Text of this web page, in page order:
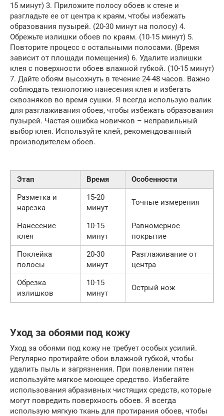
15 минут) 3. Приложите полосу обоев к стене и
разгладьте ее от центра к краям, чтобы избежать
образования пузырей. (20-30 минут на полосу) 4.
Обрежьте излишки обоев по краям. (10-15 минут) 5.
Повторите процесс с остальными полосами. (Время
зависит от площади помещения) 6. Удалите излишки
клея с поверхности обоев влажной губкой. (10-15 минут)
7. Дайте обоям высохнуть в течение 24-48 часов. Важно
соблюдать технологию нанесения клея и избегать
сквозняков во время сушки. Я всегда использую валик
для разглаживания обоев, чтобы избежать образования
пузырей. Частая ошибка новичков – неправильный
выбор клея. Используйте клей, рекомендованный
производителем обоев.
Этап Время
Особенности
Разметка и
нарезка
15-20
минут
Точные измерения
Нанесение
клея
10-15
минут
Равномерное
покрытие
Поклейка
полосы
20-30
минут
Разглаживание от
центра
Обрезка
излишков
10-15
минут
Острый нож
Уход за обоями под кожу
Уход за обоями под кожу не требует особых усилий.
Регулярно протирайте обои влажной губкой, чтобы
удалить пыль и загрязнения. При появлении пятен
используйте мягкое моющее средство. Избегайте
использования абразивных чистящих средств, которые
могут повредить поверхность обоев. Я всегда
использую мягкую ткань для протирания обоев, чтобы